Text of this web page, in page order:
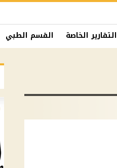
التقارير الخاصة القسم الطبي